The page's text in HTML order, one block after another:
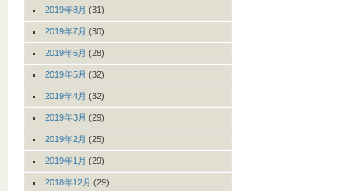
2019年8月 (31)
2019年7月 (30)
2019年6月 (28)
2019年5月 (32)
2019年4月 (32)
2019年3月 (29)
2019年2月 (25)
2019年1月 (29)
2018年12月 (29)